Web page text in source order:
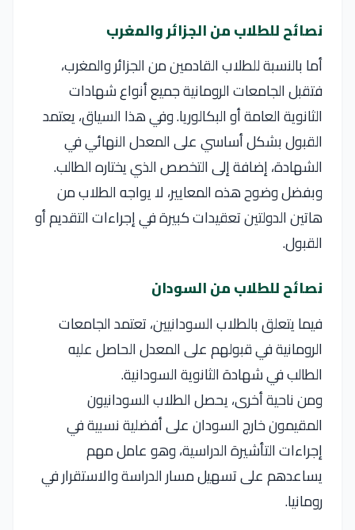
نصائح للطلاب من الجزائر والمغرب
أما بالنسبة للطلاب القادمين من الجزائر والمغرب،
فتقبل الجامعات الرومانية جميع أنواع شهادات
الثانوية العامة أو البكالوريا. وفي هذا السياق، يعتمد
القبول بشكل أساسي على المعدل النهائي في
الشهادة، إضافة إلى التخصص الذي يختاره الطالب.
وبفضل وضوح هذه المعايير، لا يواجه الطلاب من
هاتين الدولتين تعقيدات كبيرة في إجراءات التقديم أو
القبول.
نصائح للطلاب من السودان
فيما يتعلق بالطلاب السودانيين، تعتمد الجامعات
الرومانية في قبولهم على المعدل الحاصل عليه
الطالب في شهادة الثانوية السودانية.
ومن ناحية أخرى، يحصل الطلاب السودانيون
المقيمون خارج السودان على أفضلية نسبية في
إجراءات التأشيرة الدراسية، وهو عامل مهم
يساعدهم على تسهيل مسار الدراسة والاستقرار في
رومانيا.